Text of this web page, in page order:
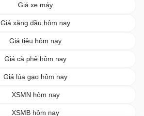
Giá xe máy
Giá xăng dầu hôm nay
Giá tiêu hôm nay
Giá cà phê hôm nay
Giá lúa gạo hôm nay
XSMN hôm nay
XSMB hôm nay